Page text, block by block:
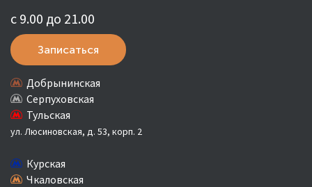
с 9.00 до 21.00
Записаться
Добрынинская
Серпуховская
Тульская
ул. Люсиновская, д. 53, корп. 2
Курская
Чкаловская